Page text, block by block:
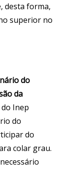
desta forma,
superior no
do
da
Inep
do
do
colar grau.